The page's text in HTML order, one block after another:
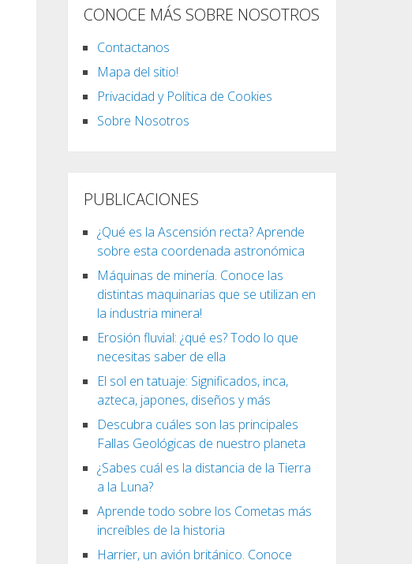
CONOCE MÁS SOBRE NOSOTROS
Contactanos
Mapa del sitio!
Privacidad y Política de Cookies
Sobre Nosotros
PUBLICACIONES
¿Qué es la Ascensión recta? Aprende
sobre esta coordenada astronómica
Máquinas de minería. Conoce las
distintas maquinarias que se utilizan en
la industria minera!
Erosión fluvial: ¿qué es? Todo lo que
necesitas saber de ella
El sol en tatuaje: Significados, inca,
azteca, japones, diseños y más
Descubra cuáles son las principales
Fallas Geológicas de nuestro planeta
¿Sabes cuál es la distancia de la Tierra
a la Luna?
Aprende todo sobre los Cometas más
increíbles de la historia
Harrier, un avión británico. Conoce